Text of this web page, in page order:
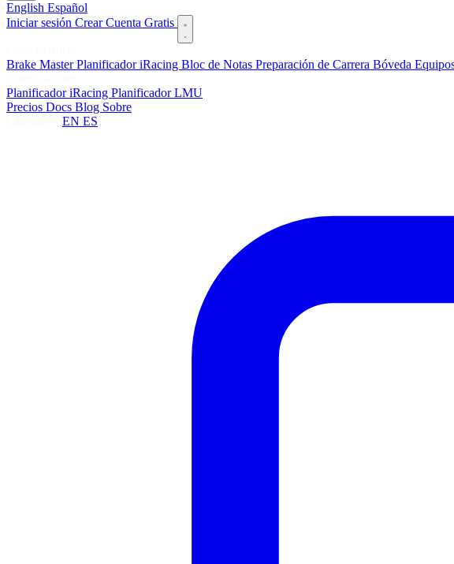
English Español
Iniciar sesión Crear Cuenta Gratis
Brake MasterPlanificador iRacing Bloc de Notas Preparación de Carrera Bóveda
Planificador iRacing Planificador LMU
Precios Docs Blog Sobre
EN ES